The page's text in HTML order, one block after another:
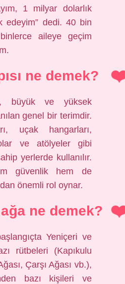
1 milyar dolarlık
edeyim” dedi. 40 bin
aileye geçim
ne demek?
büyük ve yüksek
genel bir terimdir.
uçak hangarları,
ve atölyeler gibi
yerlerde kullanılır.
güvenlik hem de
önemli rol oynar.
ne demek?
Yeniçeri ve
rütbeleri (Kapıkulu
Çarşı Ağası vb.),
bazı kişileri ve